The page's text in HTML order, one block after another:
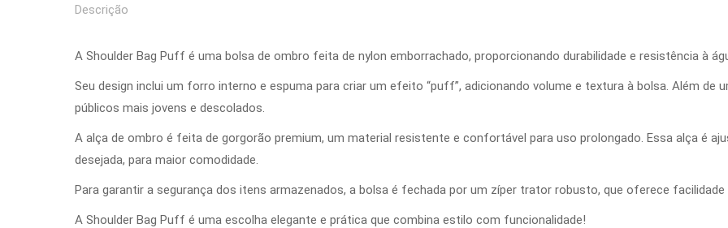
Descrição
A Shoulder Bag Puff é uma bolsa de ombro feita de nylon emborrachado, proporcionando durabilidade e resistência à
Seu design inclui um forro interno e espuma para criar um efeito “puff”, adicionando volume e textura à bolsa. Além de
públicos mais jovens e descolados.
A alça de ombro é feita de gorgorão premium, um material resistente e confortável para uso prolongado. Essa alça é
desejada, para maior comodidade.
Para garantir a segurança dos itens armazenados, a bolsa é fechada por um zíper trator robusto, que oferece
A Shoulder Bag Puff é uma escolha elegante e prática que combina estilo com funcionalidade!